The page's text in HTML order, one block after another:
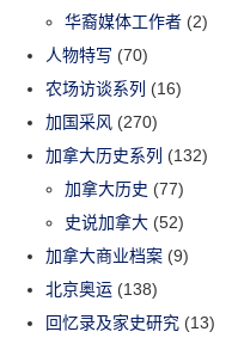
华裔媒体工作者 (2)
人物特写 (70)
农场访谈系列 (16)
加国采风 (270)
加拿大历史系列 (132)
加拿大历史 (77)
史说加拿大 (52)
加拿大商业档案 (9)
北京奥运 (138)
回忆录及家史研究 (13)